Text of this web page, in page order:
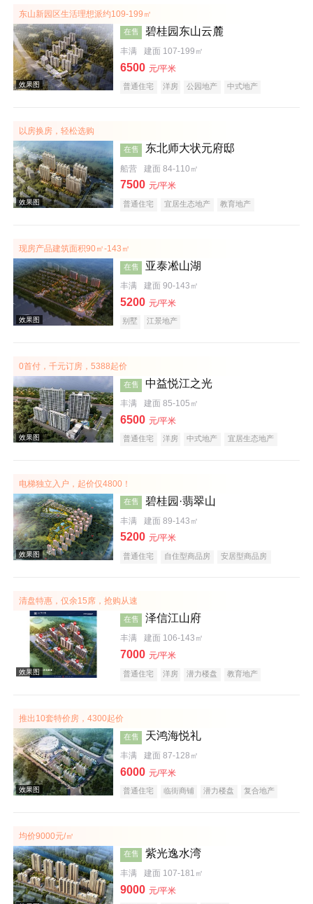
效果图
效果图
东山新园区生活理想派约109-199㎡
效果图
在售 碧桂园东山云麓
丰满 建面 107-199㎡
6500 元/平米
普通住宅 洋房 公园地产
中式地产
以房换房，轻松选购
在售 东北师大状元府邸
船营 建面 84-110㎡
7500 元/平米
普通住宅 宜居生态地产 教育地产
现房产品建筑面积90㎡-143㎡
在售 亚泰凇山湖
丰满 建面 90-143㎡
5200 元/平米
别墅 江景地产
0首付，千元订房，5388起价
效果图
在售 中益悦江之光
丰满 建面 85-105㎡
6500 元/平米
普通住宅 洋房 中式地产
宜居生态地产
电梯独立入户，起价仅4800！
在售 碧桂园·翡翠山
丰满 建面 89-143㎡
5200 元/平米
普通住宅 自住型商品房
安居型商品房
清盘特惠，仅余15席，抢购从速
在售 泽信江山府
丰满 建面 106-143㎡
7000 元/平米
普通住宅 洋房 潜力楼盘
教育地产
推出10套特价房，4300起价
在售 天鸿海悦礼
丰满 建面 87-128㎡
6000 元/平米
普通住宅 临街商铺 潜力楼盘
复合地产
均价9000元/㎡
在售 紫光逸水湾
丰满 建面 107-181㎡
9000 元/平米